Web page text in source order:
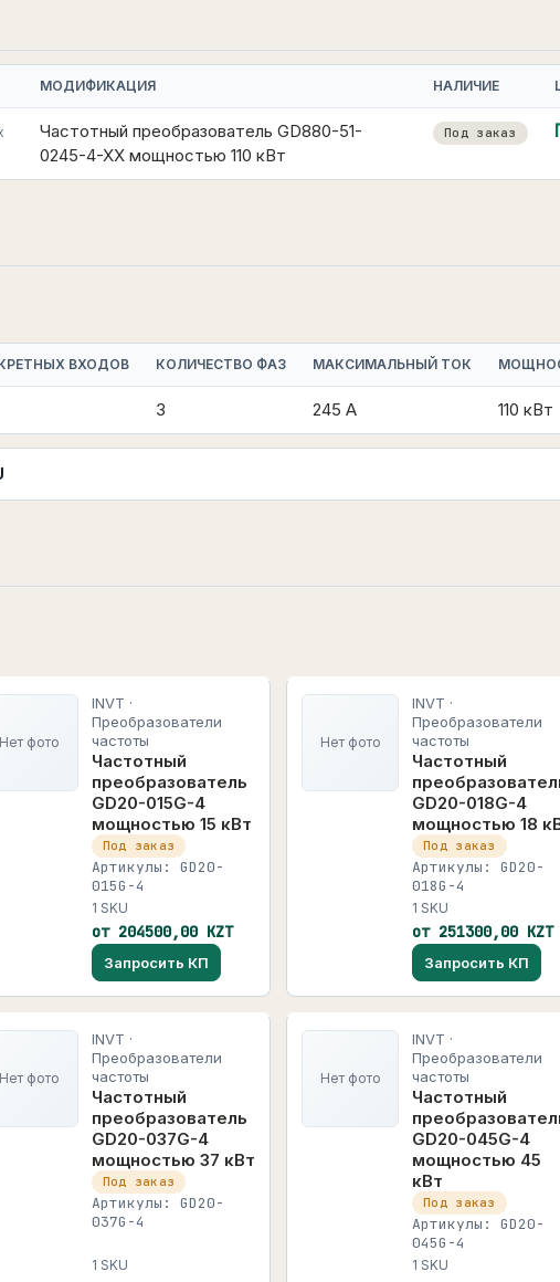
МОДИФИКАЦИЯ НАЛИЧИЕ
Частотный преобразователь GD880-51-
0245-4-XX мощностью 110 кВт
Под заказ
ВХОДОВ КОЛИЧЕСТВО ФАЗ МАКСИМАЛЬНЫЙ ТОК
3 245 А 110 кВт
Нет фото
INVT ·
Преобразователи
частоты
Частотный
преобразователь
GD20-015G-4
мощностью 15 кВт
Под заказ
Артикулы: GD20-
015G-4
1 SKU
от 204500,00 KZT
Запросить КП
Нет фото
INVT ·
Преобразователи
частоты
Частотный
GD20-018G-4
мощностью 18
Под заказ
Артикулы: GD20-
018G-4
1 SKU
от 251300,00 KZT
Запросить КП
Нет фото
INVT ·
Преобразователи
частоты
Частотный
преобразователь
GD20-037G-4
мощностью 37 кВт
Под заказ
Артикулы: GD20-
037G-4
1 SKU
Нет фото
INVT ·
Преобразователи
частоты
Частотный
GD20-045G-4
мощностью 45
кВт
Под заказ
Артикулы: GD20-
045G-4
1 SKU